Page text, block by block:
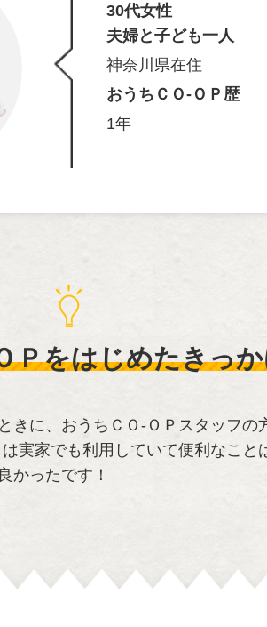
30代女性
夫婦と子ども一人
神奈川県在住
おうちＣＯ-ＯＰ歴
1年
Ｐをはじめたきっ
きに、おうちＣＯ-ＯＰスタッフの
実家でも利用していて便利なこと
かったです！